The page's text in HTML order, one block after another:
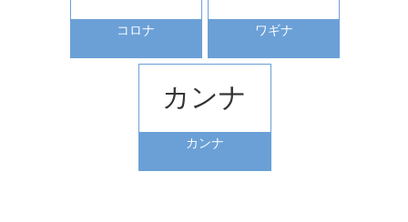
コロナ ワギナ
カンナ
カンナ